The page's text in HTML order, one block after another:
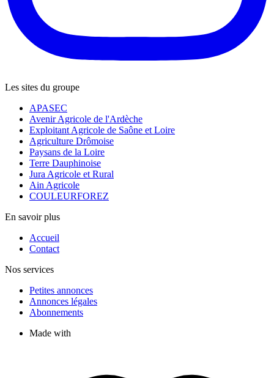
Les sites du groupe
APASEC
Avenir Agricole de l'Ardèche
Exploitant Agricole de Saône et Loire
Agriculture Drômoise
Paysans de la Loire
Terre Dauphinoise
Jura Agricole et Rural
Ain Agricole
COULEURFOREZ
En savoir plus
Accueil
Contact
Nos services
Petites annonces
Annonces légales
Abonnements
Made with